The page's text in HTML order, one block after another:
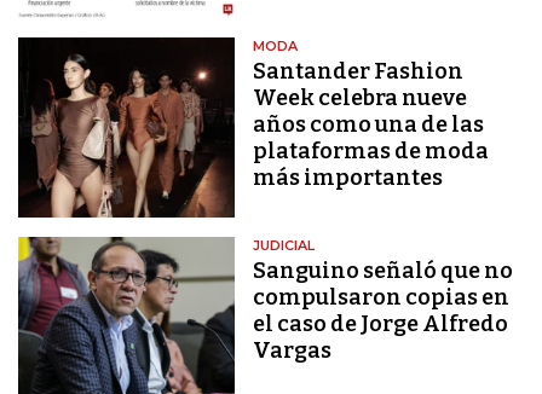
MODA
Santander Fashion
Week celebra nueve
años como una de las
plataformas de moda
más importantes
JUDICIAL
Sanguino señaló que no
compulsaron copias en
el caso de Jorge Alfredo
Vargas